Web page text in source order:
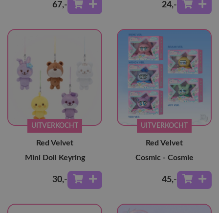
67,- 24,-
UITVERKOCHT
Red Velvet
Mini Doll Keyring
30,-
UITVERKOCHT
Red Velvet
Cosmic - Cosmie
45,-